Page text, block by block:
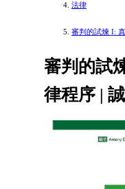
法律
審判的試煉 I:
審判的試
律程序 |